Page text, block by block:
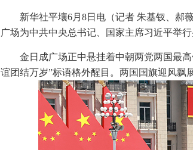
新华社平壤6月8日电（记者 朱基钗、郝
广场为中共中央总书记、国家主席习近平举行
金日成广场正中悬挂着中朝两党两国最
谊团结万岁”标语格外醒目。两国国旗迎风飘